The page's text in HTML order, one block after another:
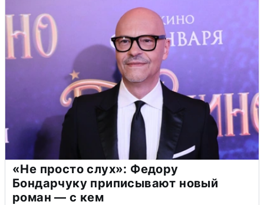
«Не просто слух»: Федору
Бондарчуку приписывают новый
роман — с кем